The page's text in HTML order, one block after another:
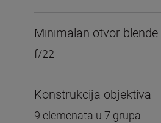
Minimalan otvor blende
f/22
Konstrukcija objektiva
9 elemenata u 7 grupa